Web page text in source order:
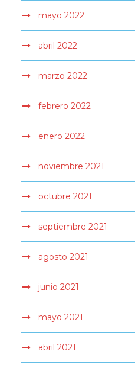
mayo 2022
abril 2022
marzo 2022
febrero 2022
enero 2022
noviembre 2021
octubre 2021
septiembre 2021
agosto 2021
junio 2021
mayo 2021
abril 2021